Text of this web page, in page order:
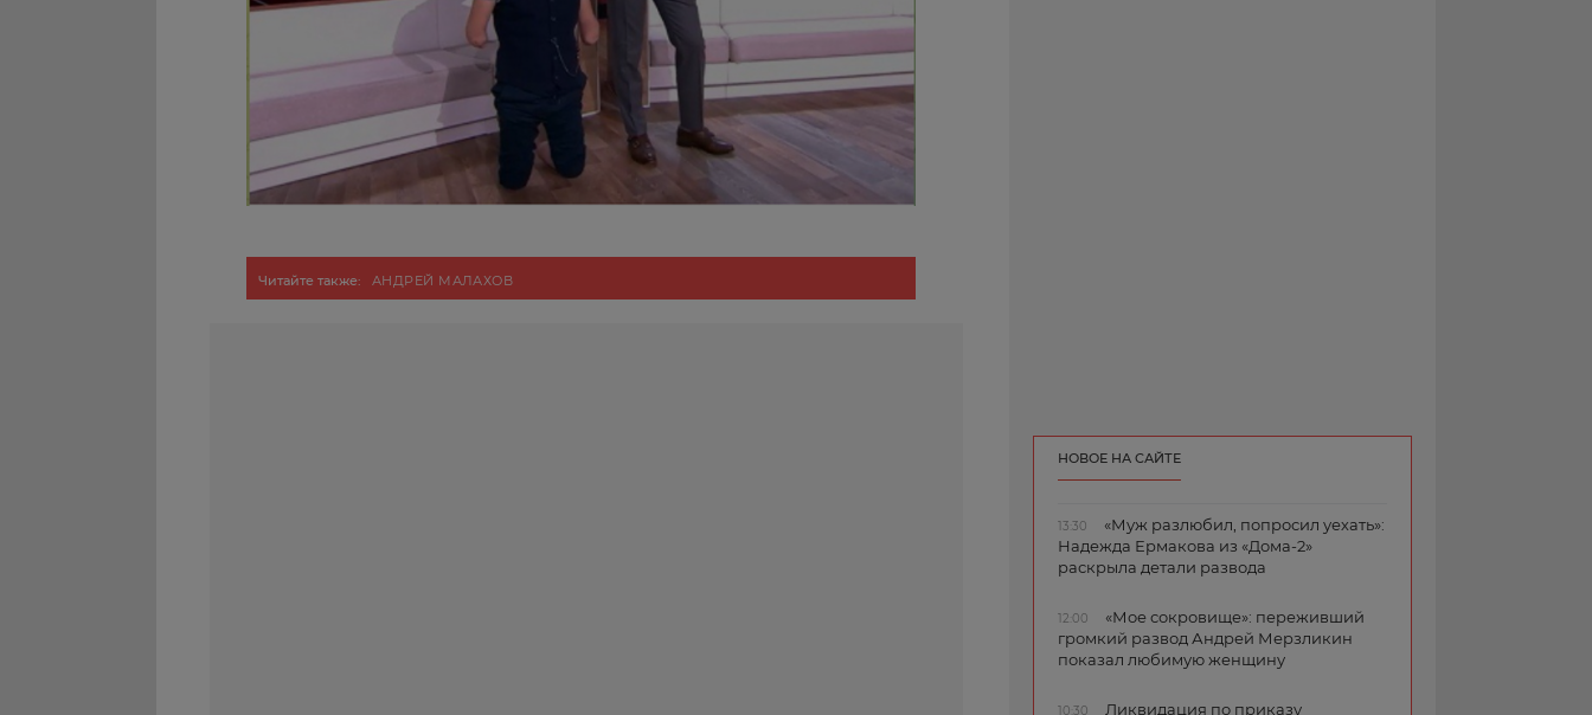
Читайте также: АНДРЕЙ МАЛАХОВ
НОВОЕ НА САЙТЕ
13:30
«Муж разлюбил, попросил уехать»:
Надежда Ермакова из «Дома-2»
раскрыла детали развода
12:00
«Мое сокровище»: переживший
громкий развод Андрей Мерзликин
показал любимую женщину
10:30 Ликвидация по приказу